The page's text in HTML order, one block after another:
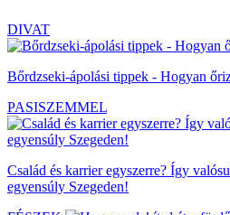
DIVAT
Bőrdzseki-ápolási tippek - Hogyan
PASISZEMMEL
Család és karrier egyszerre? Így
egyensúly Szegeden!